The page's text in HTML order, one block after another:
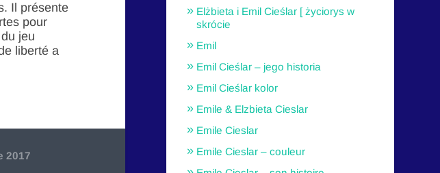
Il présente
pour
jeu
liberté a
2017
Elżbieta i Emil Cieślar [ życiorys w
skrócie
Emil
Emil Cieślar – jego historia
Emil Cieślar kolor
Emile & Elzbieta Cieslar
Emile Cieslar
Emile Cieslar – couleur